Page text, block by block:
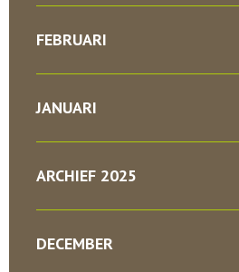
FEBRUARI
JANUARI
ARCHIEF 2025
DECEMBER